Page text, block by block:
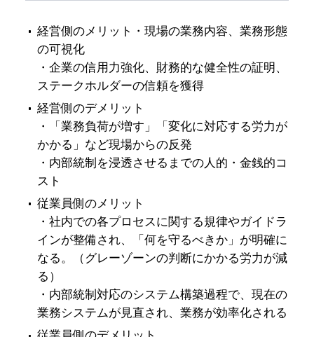
経営側のメリット ・現場の業務内容、業務形態
の可視化
・企業の信用力強化、財務的な健全性の証明、
ステークホルダーの信頼を獲得
経営側のデメリット
・「業務負荷が増す」「変化に対応する労力が
かかる」など現場からの反発
・内部統制を浸透させるまでの人的・金銭的コ
スト
従業員側のメリット
・社内での各プロセスに関する規律やガイドラ
インが整備され、「何を守るべきか」が明確に
なる。（グレーゾーンの判断にかかる労力が減
る）
・内部統制対応のシステム構築過程で、現在の
業務システムが見直され、業務が効率化される